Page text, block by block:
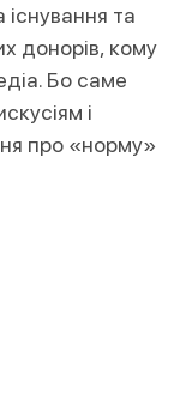
та
донорів, кому
Бо саме
і
про «норму»